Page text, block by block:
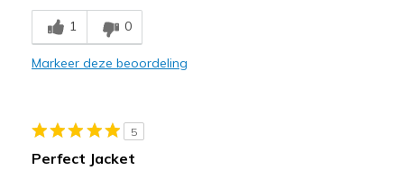
Beste toepassingen
Casual Wear
Going Out
1 0
Markeer deze beoordeling
5
Perfect Jacket